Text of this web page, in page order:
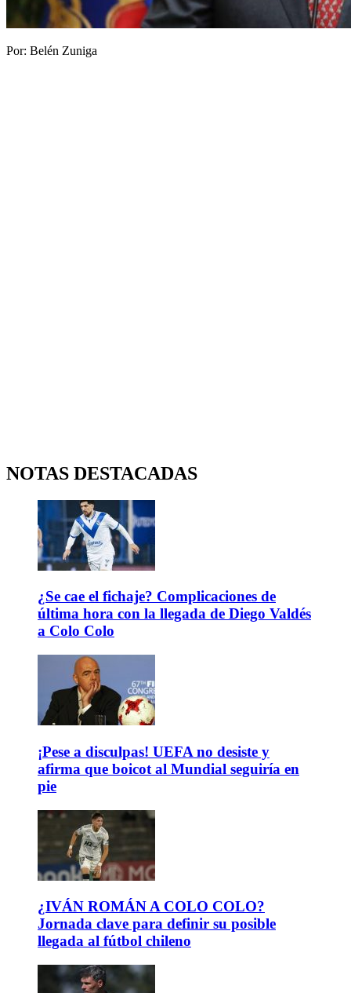
Por: Belén Zuniga
NOTAS DESTACADAS
¿Se cae el fichaje? Complicaciones de
última hora con la llegada de Diego Valdés
a Colo Colo
¡Pese a disculpas! UEFA no desiste y
afirma que boicot al Mundial seguiría en
pie
¿IVÁN ROMÁN A COLO COLO?
Jornada clave para definir su posible
llegada al fútbol chileno